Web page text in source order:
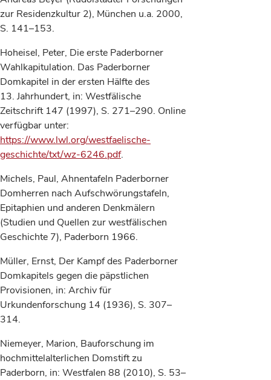
zur Residenzkultur 2), München u.a. 2000,
S. 141–153.
Hoheisel, Peter, Die erste Paderborner
Wahlkapitulation. Das Paderborner
Domkapitel in der ersten Hälfte des
13. Jahrhundert, in: Westfälische
Zeitschrift 147 (1997), S. 271–290. Online
verfügbar unter:
https://www.lwl.org/westfaelische-
geschichte/txt/wz-6246.pdf.
Michels, Paul, Ahnentafeln Paderborner
Domherren nach Aufschwörungstafeln,
Epitaphien und anderen Denkmälern
(Studien und Quellen zur westfälischen
Geschichte 7), Paderborn 1966.
Müller, Ernst, Der Kampf des Paderborner
Domkapitels gegen die päpstlichen
Provisionen, in: Archiv für
Urkundenforschung 14 (1936), S. 307–
314.
Niemeyer, Marion, Bauforschung im
hochmittelalterlichen Domstift zu
Paderborn, in: Westfalen 88 (2010), S. 53–